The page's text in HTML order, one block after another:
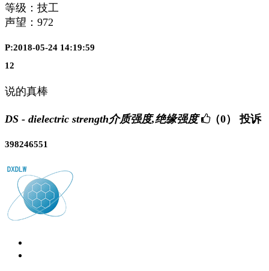
等级：技工
声望： 972
P:2018-05-24 14:19:59
12
说的真棒
DS - dielectric strength介质强度,绝缘强度 （0） 投诉
398246551